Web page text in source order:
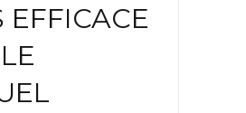
EFFICACE